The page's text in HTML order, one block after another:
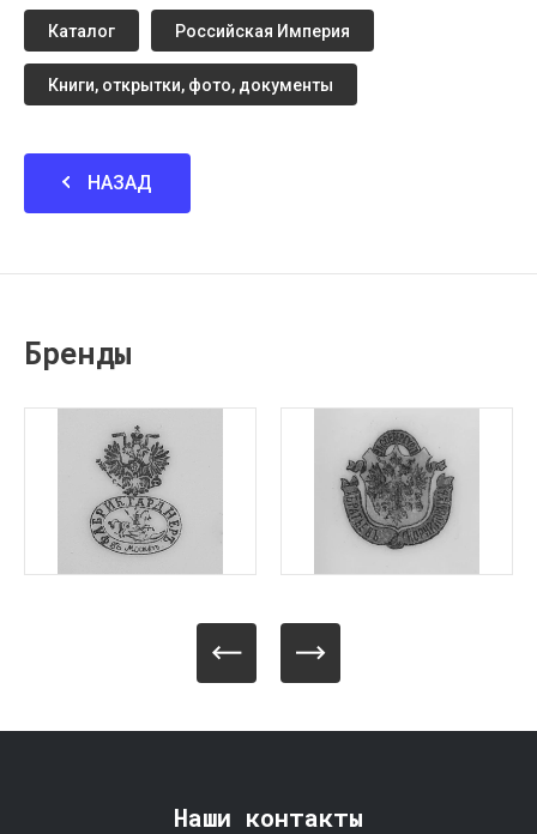
Каталог Российская Империя
Книги, открытки, фото, документы
НАЗАД
Бренды
Наши контакты